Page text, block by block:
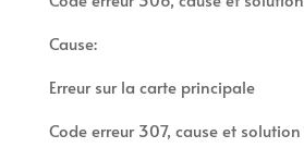
Cause:
Erreur sur la carte principale
Code erreur 307, cause et solution